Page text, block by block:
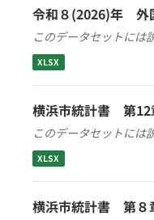
令和８(2026)年 外
このデータセットには
XLSX
横浜市統計書 第
このデータセットには
XLSX
横浜市統計書 第